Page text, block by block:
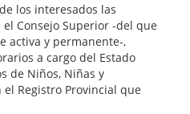
los interesados las
Consejo Superior -del que
activa y permanente-,
a cargo del Estado
de Niños, Niñas y
Registro Provincial que